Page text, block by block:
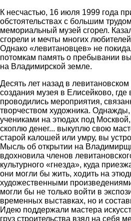
К несчастью, 16 июля 1999 года
обстоятельствах с большим
мемориальный музей сгорел.
сгорели и мечты многих
Однако «левитановцев» не
потомкам память о пребывании
на Владимирской земле.
Десять лет назад в
создания музея в Елисейково,
проводились мероприятия,
творчеством художника. Однажды,
учениками на этюдах под
скоплю денег... выкуплю свою
старой калошей или умру, вы
Мысль об открытии на
вдохновила членов
культурного «гнезда», куда
они могли бы жить, ходить на
художественными
могли бы не только войти в
временных выставках, но и
Идею поддержали мастера
груз строительства взял на себя